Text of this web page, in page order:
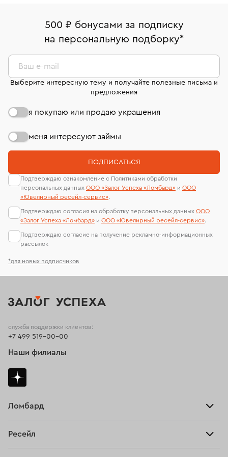
комиссионных украшений и часов смотрите на
странице«Возврат украшений»
Срок бронирования украшения при самовывозе из
филиала - 1 день, не считая день бронирования.
номер (УИН)
На особо ценные изделия получены
сертификаты МГУ и других геммологических
лабораторий
500 ₽ бонусами за подписку
на персональную подборку*
*для новых подписчиков
Ваш e-mail
Выберите интересную тему и получайте полезные письма и
предложения
я покупаю или продаю украшения
меня интересуют займы
ПОДПИСАТЬСЯ
Подтверждаю ознакомление с Политиками обработки
персональных данных ООО «Залог Успеха «Ломбард» и ООО
«Ювелирный ресейл-сервиc».
Подтверждаю согласия на обработку персональных данных ООО
«Залог Успеха «Ломбард» и ООО «Ювелирный ресейл-сервиc».
Подтверждаю согласие на получение рекламно-информационных
рассылок
Ломбард
Ресейл
служба поддержки клиентов:
+7 499 519-00-00
Наши филиалы